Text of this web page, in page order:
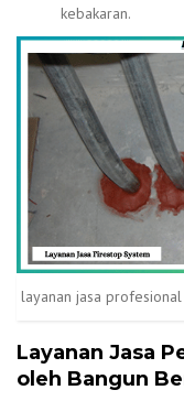
kebakaran.
layanan jasa
Layanan Jasa
oleh Bangun